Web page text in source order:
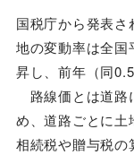
国税庁から発表
地の変動率は全国
昇し、前年（同
路線価とは道路
め、道路ごとに土
相続税や贈与税の